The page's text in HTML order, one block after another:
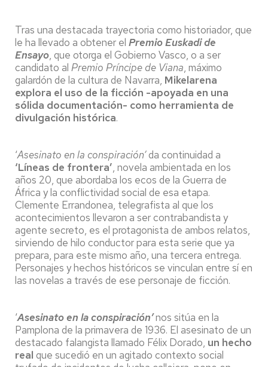
Tras una destacada trayectoria como historiador, que
le ha llevado a obtener el Premio Euskadi de
Ensayo, que otorga el Gobierno Vasco, o a ser
candidato al Premio Príncipe de Viana, máximo
galardón de la cultura de Navarra, Mikelarena
explora el uso de la ficción -apoyada en una
sólida documentación- como herramienta de
divulgación histórica.
‘Asesinato en la conspiración’da continuidad a
‘Líneas de frontera’, novela ambientada en los
años 20, que abordaba los ecos de la Guerra de
África y la conflictividad social de esa etapa.
Clemente Errandonea, telegrafista al que los
acontecimientos llevaron a ser contrabandista y
agente secreto, es el protagonista de ambos relatos,
sirviendo de hilo conductor para esta serie que ya
prepara, para este mismo año, una tercera entrega.
Personajes y hechos históricos se vinculan entre sí en
las novelas a través de ese personaje de ficción.
‘Asesinato en la conspiración’nos sitúa en la
Pamplona de la primavera de 1936. El asesinato de un
destacado falangista llamado Félix Dorado, un hecho
real que sucedió en un agitado contexto social